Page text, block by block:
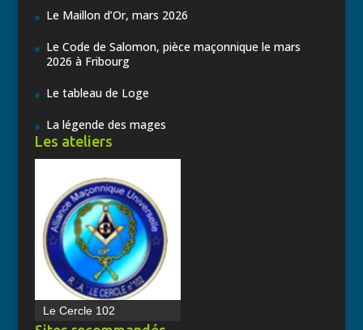
Le Maillon d’Or, mars 2026
Le Code de Salomon, pièce maçonnique le mars
2026 à Fribourg
Le tableau de Loge
La légende des mages
Les ateliers
Le Cercle 102